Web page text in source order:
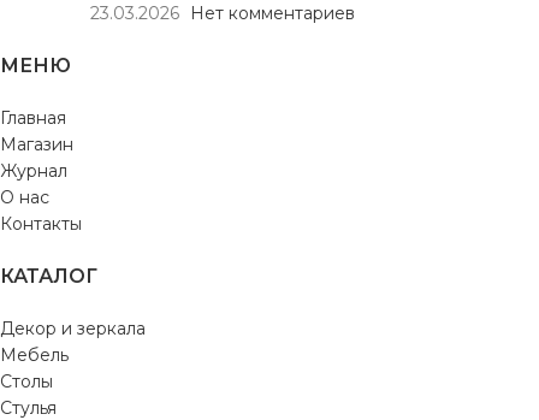
23.03.2026
Нет комментариев
МЕНЮ
Главная
Магазин
Журнал
О нас
Контакты
КАТАЛОГ
Декор и зеркала
Мебель
Столы
Стулья